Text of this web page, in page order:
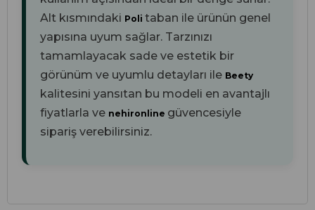
Alt kısmındaki Poli taban ile ürünün genel
yapısına uyum sağlar. Tarzınızı
tamamlayacak sade ve estetik bir
görünüm ve uyumlu detayları ile Beety
kalitesini yansıtan bu modeli en avantajlı
fiyatlarla ve nehironline güvencesiyle
sipariş verebilirsiniz.